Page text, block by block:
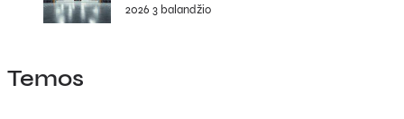
2026 3 balandžio
Temos